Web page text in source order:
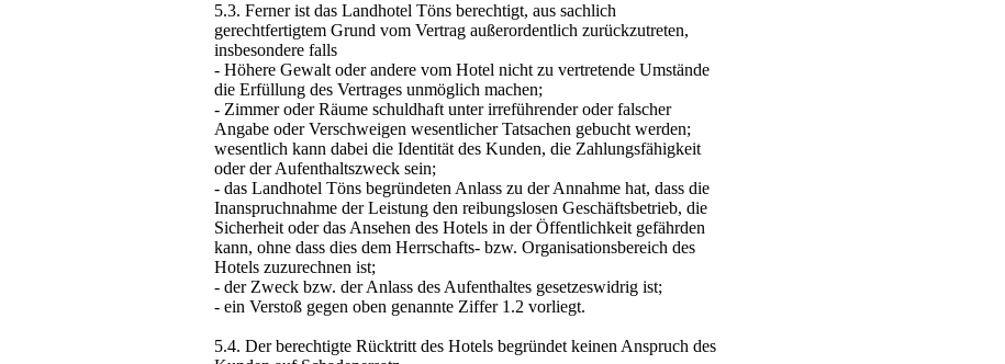
5.3. Ferner ist das Landhotel Töns berechtigt, aus sachlich
gerechtfertigtem Grund vom Vertrag außerordentlich zurückzutreten,
insbesondere falls
- Höhere Gewalt oder andere vom Hotel nicht zu vertretende Umstände
die Erfüllung des Vertrages unmöglich machen;
- Zimmer oder Räume schuldhaft unter irreführender oder falscher
Angabe oder Verschweigen wesentlicher Tatsachen gebucht werden;
wesentlich kann dabei die Identität des Kunden, die Zahlungsfähigkeit
oder der Aufenthaltszweck sein;
- das Landhotel Töns begründeten Anlass zu der Annahme hat, dass die
Inanspruchnahme der Leistung den reibungslosen Geschäftsbetrieb, die
Sicherheit oder das Ansehen des Hotels in der Öffentlichkeit gefährden
kann, ohne dass dies dem Herrschafts- bzw. Organisationsbereich des
Hotels zuzurechnen ist;
- der Zweck bzw. der Anlass des Aufenthaltes gesetzeswidrig ist;
- ein Verstoß gegen oben genannte Ziffer 1.2 vorliegt.
5.4. Der berechtigte Rücktritt des Hotels begründet keinen Anspruch des